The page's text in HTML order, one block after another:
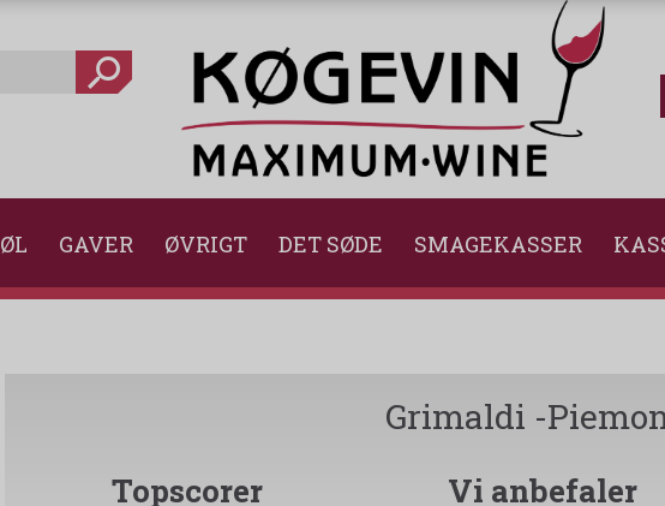
ØL GAVER ØVRIGT DET SØDE SMAGEKASSER
Grimaldi -
Topscorer Vi anbefaler